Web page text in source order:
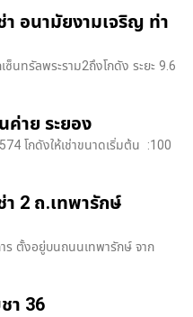
า อนามัยงามเจริญ ท่า
ซ็นทรัลพระราม2ถึงโกดัง ระยะ 9.6
ค่าย ระยอง
โกดังให้เช่าขนาดเริ่มต้น :100
า 2 ถ.เทพารักษ์
ร ตั้งอยู่บนถนนเทพารักษ์ จาก
า 36